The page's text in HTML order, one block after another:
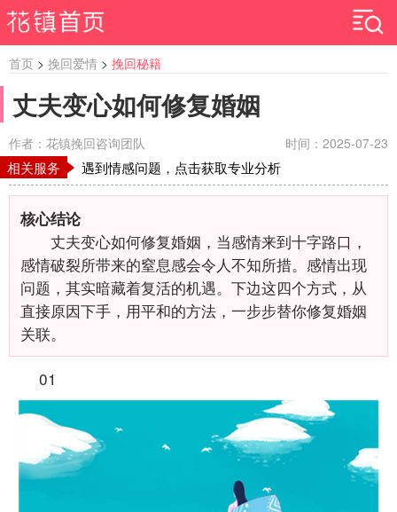
首页 > 挽回爱情 > 挽回秘籍
丈夫变心如何修复婚姻
作者：花镇挽回咨询团队 时间：2025-07-23
相关服务 遇到情感问题，点击获取专业分析
核心结论
丈夫变心如何修复婚姻，当感情来到十字路口，
感情破裂所带来的窒息感会令人不知所措。感情出现
问题，其实暗藏着复活的机遇。下边这四个方式，从
直接原因下手，用平和的方法，一步步替你修复婚姻
关联。
01